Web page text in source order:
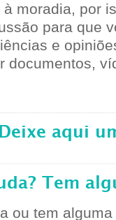
moradia, por
para que
e
documentos,
aqui
Tem
ou tem